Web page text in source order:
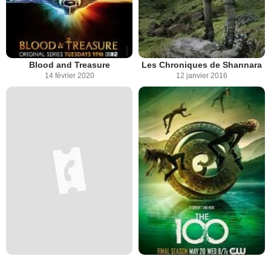
Blood and Treasure
14 février 2020
Les Chroniques de Shannara
12 janvier 2016